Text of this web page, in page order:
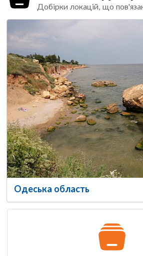
Добірки локацій, що
Одеська область